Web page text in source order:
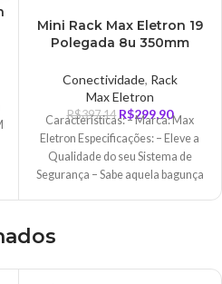
Mini Rack Max Eletron 19
Polegada 8u 350mm
Fechadura
Conectividade, Rack
Max Eletron
R$397,14 R$299,90
Características: – Marca: Max
Eletron Especificações: – Eleve a
Qualidade do seu Sistema de
Segurança – Sabe aquela bagunça